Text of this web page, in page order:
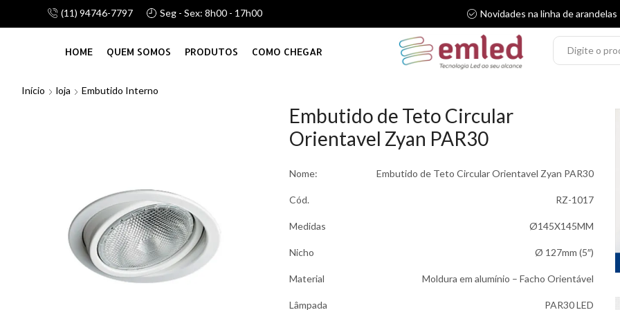
(11) 94746-7797 Seg - Sex: 8h00 - 17h00
com linha de atacado e vareju, consulte-nos! Novidades na linha de arandelas
HOME QUEM SOMOS PRODUTOS COMO CHEGAR
Início
loja Embutido Interno
Embutido de Teto Circular
Orientavel Zyan PAR30
Nome: Embutido de Teto Circular Orientavel Zyan PAR30
Cód. RZ-1017
Medidas Ø145X145MM
Nicho Ø 127mm (5″)
Material Moldura em alumínio – Facho Orientável
Lâmpada PAR30 LED